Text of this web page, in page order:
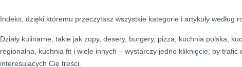
Indeks, dzięki któremu przeczytasz wszystkie kategorie i artykuły według
Działy kulinarne, takie jak zupy, desery, burgery, pizza, kuchnia polska,
regionalna, kuchnia fit i wiele innych – wystarczy jedno kliknięcie, by trafić
interesujących Cię treści.